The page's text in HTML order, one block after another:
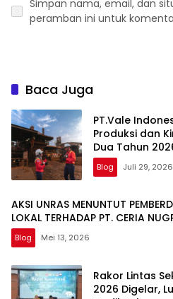
Simpan nama, email, dan
peramban ini untuk
Baca Juga
PT.Vale
Produksi dan
Dua Tahun
Blog Juli 29, 2026
AKSI UNRAS MENUNTUT
LOKAL TERHADAP PT. CERIA
Blog Mei 13, 2026
Rakor Lintas
2026 Digelar,